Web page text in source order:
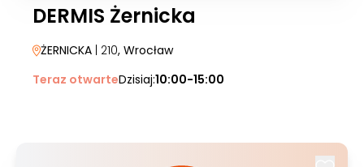
DERMIS Żernicka
ŻERNICKA | 210, Wrocław
Teraz otwarteDzisiaj:10:00-15:00